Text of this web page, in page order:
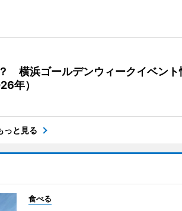
横浜ゴールデンウィークイベント
年）
っと見る
食べる